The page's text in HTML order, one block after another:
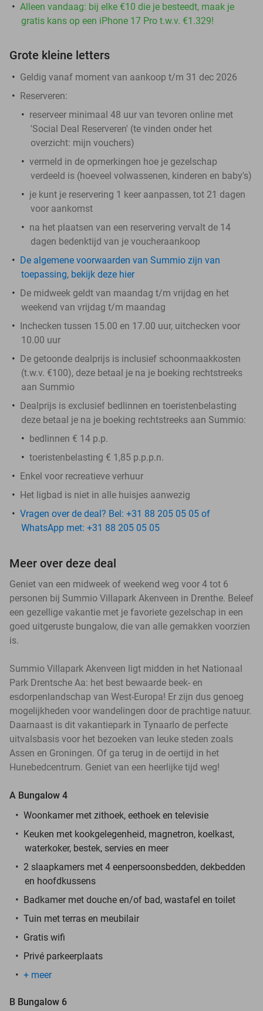
Alleen vandaag: bij elke €10 die je besteedt, maak je
gratis kans op een iPhone 17 Pro t.w.v. €1.329!
Grote kleine letters
Geldig vanaf moment van aankoop t/m 31 dec 2026
Reserveren:
reserveer minimaal 48 uur van tevoren online met
'Social Deal Reserveren' (te vinden onder het
overzicht: mijn vouchers)
vermeld in de opmerkingen hoe je gezelschap
verdeeld is (hoeveel volwassenen, kinderen en baby's)
je kunt je reservering 1 keer aanpassen, tot 21 dagen
voor aankomst
na het plaatsen van een reservering vervalt de 14
dagen bedenktijd van je voucheraankoop
De algemene voorwaarden van Summio zijn van
toepassing, bekijk deze hier
De midweek geldt van maandag t/m vrijdag en het
weekend van vrijdag t/m maandag
Inchecken tussen 15.00 en 17.00 uur, uitchecken voor
10.00 uur
De getoonde dealprijs is inclusief schoonmaakkosten
(t.w.v. €100), deze betaal je na je boeking rechtstreeks
aan Summio
Dealprijs is exclusief bedlinnen en toeristenbelasting
deze betaal je na je boeking rechtstreeks aan Summio:
bedlinnen € 14 p.p.
toeristenbelasting € 1,85 p.p.p.n.
Enkel voor recreatieve verhuur
Het ligbad is niet in alle huisjes aanwezig
Vragen over de deal? Bel: +31 88 205 05 05 of
WhatsApp met: +31 88 205 05 05
Meer over deze deal
Geniet van een midweek of weekend weg voor 4 tot 6
personen bij Summio Villapark Akenveen in Drenthe. Beleef
een gezellige vakantie met je favoriete gezelschap in een
goed uitgeruste bungalow, die van alle gemakken voorzien
is.
Summio Villapark Akenveen ligt midden in het Nationaal
Park Drentsche Aa: het best bewaarde beek- en
esdorpenlandschap van West-Europa! Er zijn dus genoeg
mogelijkheden voor wandelingen door de prachtige natuur.
Daarnaast is dit vakantiepark in Tynaarlo de perfecte
uitvalsbasis voor het bezoeken van leuke steden zoals
Assen en Groningen. Of ga terug in de oertijd in het
Hunebedcentrum. Geniet van een heerlijke tijd weg!
A Bungalow 4
Woonkamer met zithoek, eethoek en televisie
Keuken met kookgelegenheid, magnetron, koelkast,
waterkoker, bestek, servies en meer
2 slaapkamers met 4 eenpersoonsbedden, dekbedden
en hoofdkussens
Badkamer met douche en/of bad, wastafel en toilet
Tuin met terras en meubilair
Gratis wifi
Privé parkeerplaats
+ meer
B Bungalow 6